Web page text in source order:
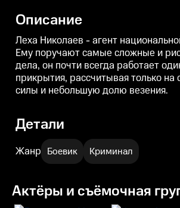
Описание
Леха Николаев - агент
Ему поручают самые сложные и
дела, он почти всегда работает
прикрытия, рассчитывая только на
силы и небольшую долю везения.
Детали
Жанр Боевик Криминал
Актёры и съёмочная